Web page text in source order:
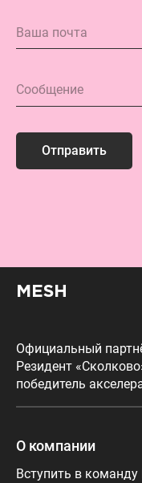
Отправить
MESH
Официальный
Резидент
победитель
О компании
Вступить в команду